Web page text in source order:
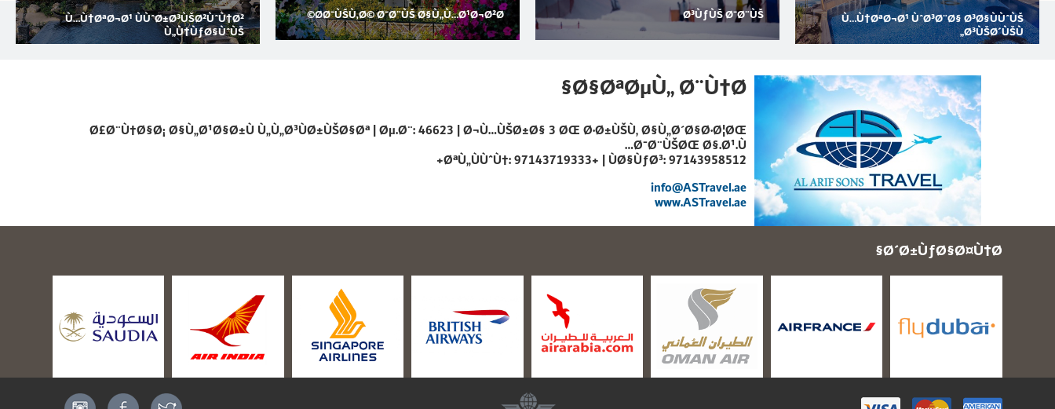
Ù…Ù†ØªØ¬Ø¹ ÙˆØ³Ø¨Ø§ Ø³Ø§ÙÙˆÙŠ
Ø³ÙŠØ´ÙŠÙ„
Ø³ÙƒÙŠ Ø¯Ø¨ÙŠ
Ø­Ø¯ÙŠÙ‚Ø© Ø¯Ø¨ÙŠ Ø§Ù„Ù…Ø¹Ø¬Ø²Ø©
Ù…Ù†ØªØ¬Ø¹ ÙÙˆØ±Ø³ÙŠØ²ÙˆÙ†Ø²
Ù„Ù†ÙƒØ§ÙˆÙŠ
Ø§ØªØµÙ„ Ø¨Ù†Ø§
Ø£Ø¨Ù†Ø§Ø¡ Ø§Ù„Ø¹Ø§Ø±Ù Ù„Ù„Ø³ÙØ±ÙŠØ§Øª | Øµ.Ø¨: 46623 | Ø¬Ù…ÙŠØ±Ø§ 3 ØŒ Ø·Ø±ÙŠÙ‚ Ø§Ù„Ø´Ø§Ø·Ø¦ØŒ
Ø¯Ø¨ÙŠØŒ Ø§.Ø¹.Ù…
ØªÙ„ÙÙˆÙ†: 97143719333+ | ÙØ§ÙƒØ³: 97143958512
+
info@ASTravel.ae
www.ASTravel.ae
Ø´Ø±ÙƒØ§Ø¤Ù†Ø§